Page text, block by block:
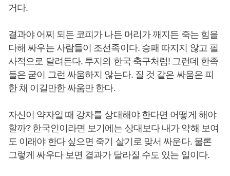
거다.
결과야 어찌 되든 코피가 나든 머리가 깨지든 죽는 힘을
다해 싸우는 사람들이 조선족이다. 승패 따지지 않고 필
사적으로 달려든다. 투지의 한국 축구처럼! 그런데 한족
들은 굳이 그런 싸움하지 않는다. 질 것 같은 싸움은 피
한 채 이길만한 싸움만 한다.
자신이 약자일 때 강자를 상대해야 한다면 어떻게 해야
할까? 한국인이라면 보기에는 상대보다 내가 약해 보여
도 이래야 한다 싶으면 죽기 살기로 맞서 싸운다. 물론
그렇게 싸우다 보면 결과가 달라질 수도 있는 일이다.